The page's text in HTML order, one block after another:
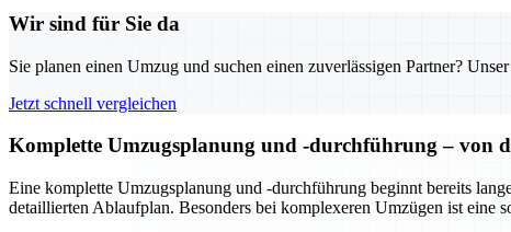
Wir sind für Sie da
Sie planen einen Umzug und suchen einen zuverlässigen Partner?
Jetzt schnell vergleichen
Komplette Umzugsplanung und -durchführung – von
Eine komplette Umzugsplanung und -durchführung beginnt bereits
detaillierten Ablaufplan. Besonders bei komplexeren Umzügen ist eine